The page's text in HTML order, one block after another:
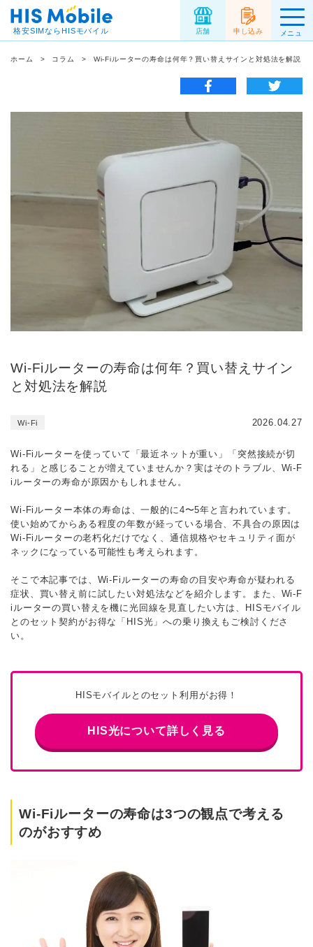
格安SIMならHISモバイル 店舗 申し込み
メニュ
ー
ホーム コラム Wi-Fiルーターの寿命は何年？買い替えサインと対処法を解説
Wi-Fiルーターの寿命は何年？買い替えサイン
と対処法を解説
Wi-Fi 2026.04.27
Wi-Fiルーターを使っていて「最近ネットが重い」「突然接続が切
れる」と感じることが増えていませんか？実はそのトラブル、Wi-F
iルーターの寿命が原因かもしれません。
Wi-Fiルーター本体の寿命は、一般的に4〜5年と言われています。
使い始めてからある程度の年数が経っている場合、不具合の原因は
Wi-Fiルーターの老朽化だけでなく、通信規格やセキュリティ面が
ネックになっている可能性も考えられます。
そこで本記事では、Wi-Fiルーターの寿命の目安や寿命が疑われる
症状、買い替え前に試したい対処法などを紹介します。また、Wi-F
iルーターの買い替えを機に光回線を見直したい方は、HISモバイル
とのセット契約がお得な「HIS光」への乗り換えもご検討くださ
い。
HISモバイルとのセット利用がお得！
HIS光について詳しく見る
Wi-Fiルーターの寿命は3つの観点で考える
のがおすすめ